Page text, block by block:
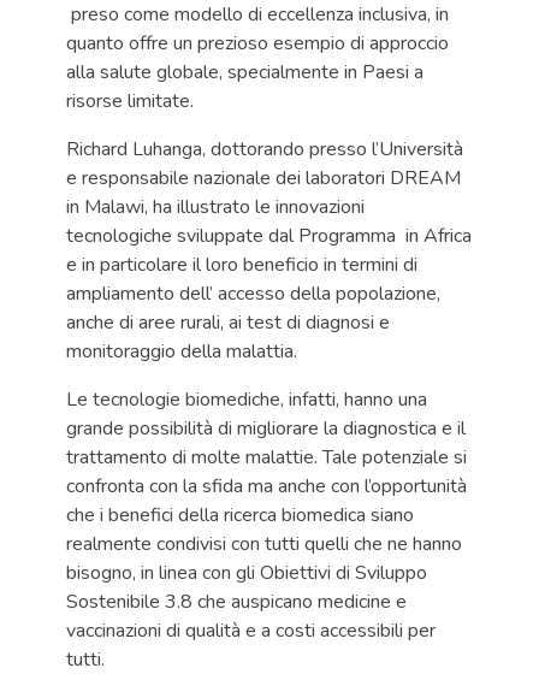
preso come modello di eccellenza inclusiva, in
quanto offre un prezioso esempio di approccio
alla salute globale, specialmente in Paesi a
risorse limitate.
Richard Luhanga, dottorando presso l’Università
e responsabile nazionale dei laboratori DREAM
in Malawi, ha illustrato le innovazioni
tecnologiche sviluppate dal Programma in Africa
e in particolare il loro beneficio in termini di
ampliamento dell’ accesso della popolazione,
anche di aree rurali, ai test di diagnosi e
monitoraggio della malattia.
Le tecnologie biomediche, infatti, hanno una
grande possibilità di migliorare la diagnostica e il
trattamento di molte malattie. Tale potenziale si
confronta con la sfida ma anche con l’opportunità
che i benefici della ricerca biomedica siano
realmente condivisi con tutti quelli che ne hanno
bisogno, in linea con gli Obiettivi di Sviluppo
Sostenibile 3.8 che auspicano medicine e
vaccinazioni di qualità e a costi accessibili per
tutti.